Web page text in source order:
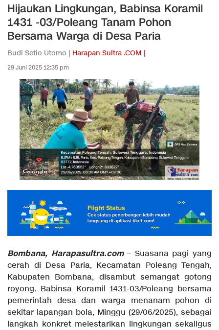
Hijaukan Lingkungan, Babinsa Koramil
1431 -03/Poleang Tanam Pohon
Bersama Warga di Desa Paria
Budi Setio Utomo | Harapan Sultra .COM |
29 Juni 2025 12:35 pm
Bombana, Harapasultra.com– Suasana pagi yang
cerah di Desa Paria, Kecamatan Poleang Tengah,
Kabupaten Bombana, disambut semangat gotong
royong. Babinsa Koramil 1431-03/Poleang bersama
pemerintah desa dan warga menanam pohon di
sekitar lapangan bola, Minggu (29/06/2025), sebagai
langkah konkret melestarikan lingkungan sekaligus